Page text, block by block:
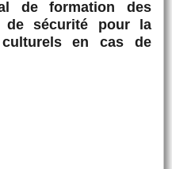
de formation des
de sécurité pour la
en cas de